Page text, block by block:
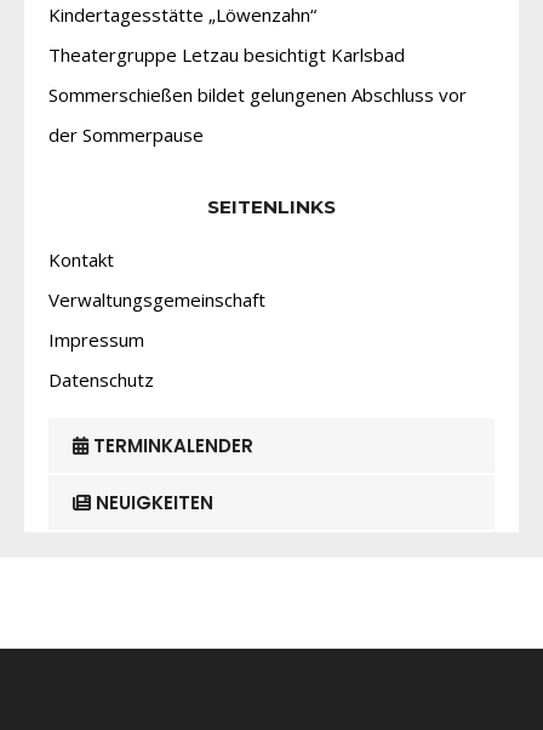
Kindertagesstätte „Löwenzahn“
Theatergruppe Letzau besichtigt Karlsbad
Sommerschießen bildet gelungenen Abschluss vor
der Sommerpause
SEITENLINKS
Kontakt
Verwaltungsgemeinschaft
Impressum
Datenschutz
TERMINKALENDER
NEUIGKEITEN